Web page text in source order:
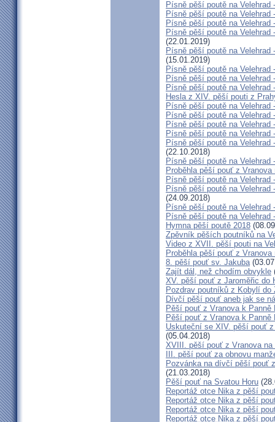
Písně pěší poutě na Velehrad
Písně pěší poutě na
Písně pěší poutě na Velehrad
Písně pěší poutě na
(22.01.2019)
Písně pěší poutě na
(15.01.2019)
Písně pěší poutě na Velehrad
Písně pěší poutě na Velehrad
Písně pěší poutě na
Hesla z XIV. pěší pouti z
Písně pěší poutě na
Písně pěší poutě na
Písně pěší poutě na Velehrad
Písně pěší poutě na Velehrad
Písně pěší poutě na
(22.10.2018)
Písně pěší poutě na Velehrad
Proběhla pěší pouť z
Písně pěší poutě na
Písně pěší poutě na
(24.09.2018)
Písně pěší poutě na
Písně pěší poutě na Velehrad
Hymna pěší poutě 2018
Zpěvník pěších poutníků na
Video z XVII. pěší pouti na
Proběhla pěší pouť z
8. pěší pouť sv. Jakuba
Zajít dál, než chodím obvykle
XV. pěší pouť z Jaroměřic do
Pozdrav poutníků z Kobylí do
Dívčí pěší pouť aneb jak se
Pěší pouť z Vranova k Panně
Pěší pouť z Vranova k Panně
Uskuteční se XIV. pěší pouť
(05.04.2018)
XVIII. pěší pouť z Vranova na
III. pěší pouť za obnovu
Pozvánka na dívčí pěší pouť
(21.03.2018)
Pěší pouť na Svatou Horu
Reportáž otce Nika z pěší
Reportáž otce Nika z pěší
Reportáž otce Nika z pěší
Reportáž otce Nika z pěší